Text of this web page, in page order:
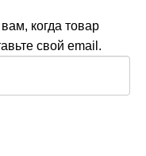
когда товар
свой email.